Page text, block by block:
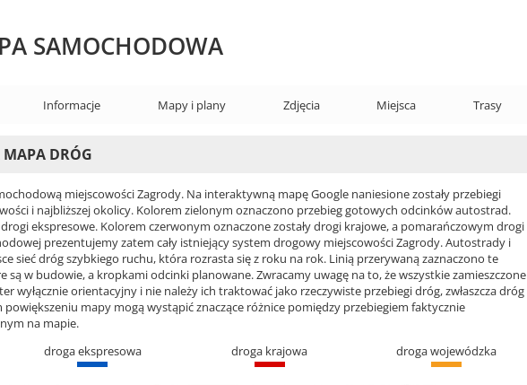
SAMOCHODOWA
Informacje Mapy i plany Zdjęcia Miejsca Trasy
DRÓG
miejscowości Zagrody. Na interaktywną mapę Google naniesione zostały przebiegi
i najbliższej okolicy. Kolorem zielonym oznaczono przebieg gotowych odcinków autostrad.
ekspresowe. Kolorem czerwonym oznaczone zostały drogi krajowe, a pomarańczowym drogi
prezentujemy zatem cały istniejący system drogowy miejscowości Zagrody. Autostrady i
sieć dróg szybkiego ruchu, która rozrasta się z roku na rok. Linią przerywaną zaznaczono te
w budowie, a kropkami odcinki planowane. Zwracamy uwagę na to, że wszystkie zamieszczone
wyłącznie orientacyjny i nie należy ich traktować jako rzeczywiste przebiegi dróg, zwłaszcza dróg
mapy mogą wystąpić znaczące różnice pomiędzy przebiegiem faktycznie
na mapie.
droga ekspresowa droga krajowa droga wojewódzka